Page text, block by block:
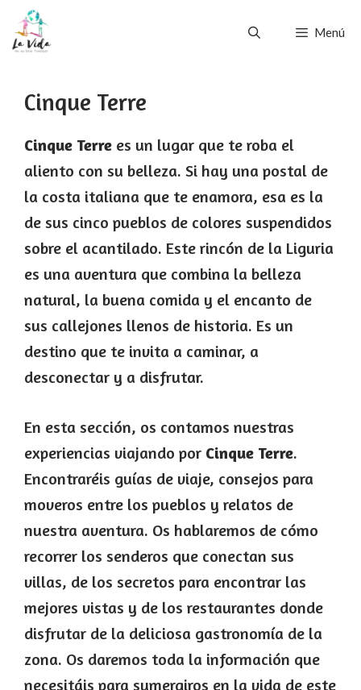
Saltar
Menú
Cinque Terre
Cinque Terre es un lugar que te roba el
aliento con su belleza. Si hay una postal de
la costa italiana que te enamora, esa es la
de sus cinco pueblos de colores suspendidos
sobre el acantilado. Este rincón de la Liguria
es una aventura que combina la belleza
natural, la buena comida y el encanto de
sus callejones llenos de historia. Es un
destino que te invita a caminar, a
desconectar y a disfrutar.
En esta sección, os contamos nuestras
experiencias viajando por Cinque Terre.
Encontraréis guías de viaje, consejos para
moveros entre los pueblos y relatos de
nuestra aventura. Os hablaremos de cómo
recorrer los senderos que conectan sus
villas, de los secretos para encontrar las
mejores vistas y de los restaurantes donde
disfrutar de la deliciosa gastronomía de la
zona. Os daremos toda la información que
necesitáis para sumergiros en la vida de este